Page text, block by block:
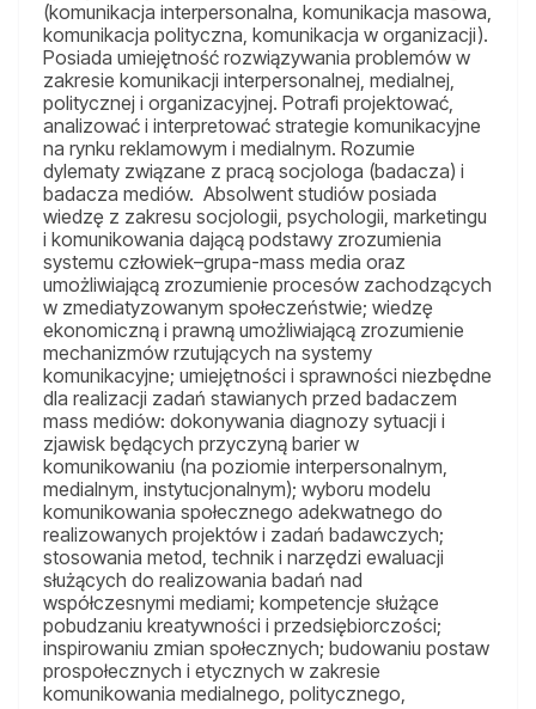
(komunikacja interpersonalna, komunikacja masowa,
komunikacja polityczna, komunikacja w organizacji).
Posiada umiejętność rozwiązywania problemów w
zakresie komunikacji interpersonalnej, medialnej,
politycznej i organizacyjnej. Potrafi projektować,
analizować i interpretować strategie komunikacyjne
na rynku reklamowym i medialnym. Rozumie
dylematy związane z pracą socjologa (badacza) i
badacza mediów. Absolwent studiów posiada
wiedzę z zakresu socjologii, psychologii, marketingu
i komunikowania dającą podstawy zrozumienia
systemu człowiek–grupa-mass media oraz
umożliwiającą zrozumienie procesów zachodzących
w zmediatyzowanym społeczeństwie; wiedzę
ekonomiczną i prawną umożliwiającą zrozumienie
mechanizmów rzutujących na systemy
komunikacyjne; umiejętności i sprawności niezbędne
dla realizacji zadań stawianych przed badaczem
mass mediów: dokonywania diagnozy sytuacji i
zjawisk będących przyczyną barier w
komunikowaniu (na poziomie interpersonalnym,
medialnym, instytucjonalnym); wyboru modelu
komunikowania społecznego adekwatnego do
realizowanych projektów i zadań badawczych;
stosowania metod, technik i narzędzi ewaluacji
służących do realizowania badań nad
współczesnymi mediami; kompetencje służące
pobudzaniu kreatywności i przedsiębiorczości;
inspirowaniu zmian społecznych; budowaniu postaw
prospołecznych i etycznych w zakresie
komunikowania medialnego, politycznego,